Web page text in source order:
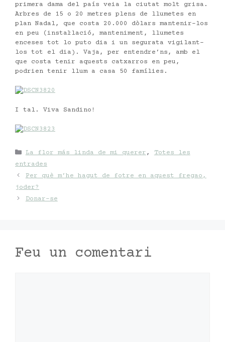
primera dama del país veia la ciutat molt grisa.
Arbres de 15 o 20 metres plens de llumetes en
plan Nadal, que costa 20.000 dòlars mantenir-los
en peu (instal·lació, manteniment, llumetes
enceses tot lo puto dia i un segurata vigilant-
los tot el dia). Vaja, per entendre’ns, amb el
que costa tenir aquests catxarros en peu,
podrien tenir llum a casa 50 famílies.
I tal. Viva Sandino!
Categories
La flor más linda de mi querer , Totes les
entrades
Per què m’he hagut de fotre en aquest fregao,
joder?
Donar-se
Feu un comentari